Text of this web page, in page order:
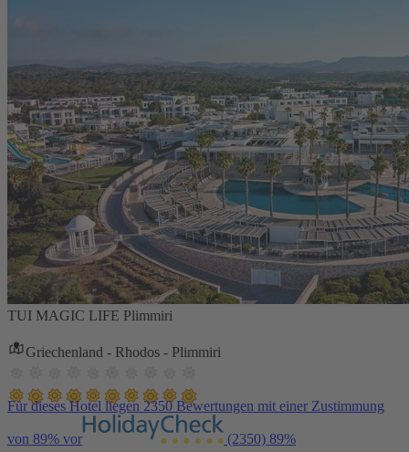
TUI MAGIC LIFE Plimmiri
Griechenland - Rhodos - Plimmiri
Für dieses Hotel liegen 2350 Bewertungen mit einer Zustimmung
von 89% vor (2350) 89%